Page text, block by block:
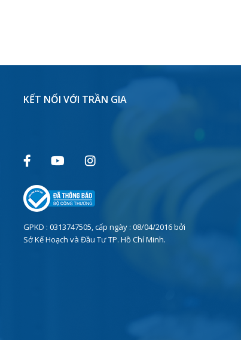
KẾT NỐI VỚI TRẦN GIA
GPKD : 0313747505, cấp ngày : 08/04/2016 bởi
Sở Kế Hoạch và Đầu Tư TP. Hồ Chí Minh.